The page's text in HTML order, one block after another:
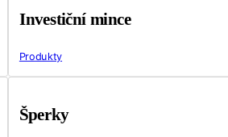
Investiční mince
Produkty
Šperky